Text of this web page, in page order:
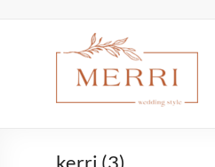
содержимому
kerri (3)